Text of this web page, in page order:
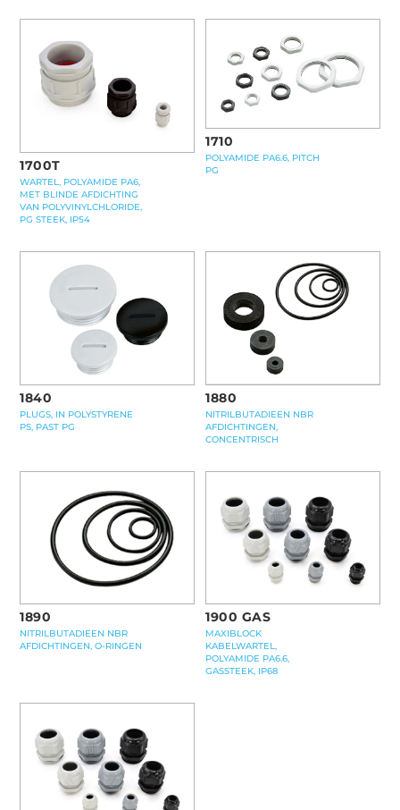
1700T
WARTEL, POLYAMIDE PA6,
MET BLINDE AFDICHTING
VAN POLYVINYLCHLORIDE,
PG STEEK, IP54
1710
POLYAMIDE PA6.6, PITCH
PG
1840
PLUGS, IN POLYSTYRENE
PS, PAST PG
1880
NITRILBUTADIEEN NBR
AFDICHTINGEN,
CONCENTRISCH
1890
NITRILBUTADIEEN NBR
AFDICHTINGEN, O-RINGEN
1900 GAS
MAXIBLOCK
KABELWARTEL,
POLYAMIDE PA6.6,
GASSTEEK, IP68